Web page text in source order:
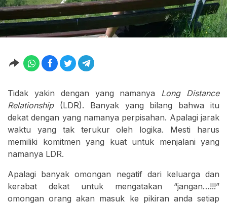
Tidak yakin dengan yang namanya Long Distance
Relationship(LDR). Banyak yang bilang bahwa itu
dekat dengan yang namanya perpisahan. Apalagi jarak
waktu yang tak terukur oleh logika. Mesti harus
memiliki komitmen yang kuat untuk menjalani yang
namanya LDR.
Apalagi banyak omongan negatif dari keluarga dan
kerabat dekat untuk mengatakan “jangan…!!!”
omongan orang akan masuk ke pikiran anda setiap